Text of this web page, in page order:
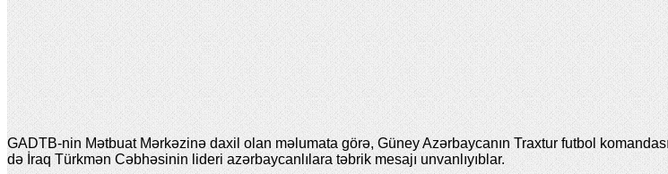
GADTB-nin Mətbuat Mərkəzinə daxil olan məlumata görə, Güney Azərbaycanın Traxtur futbol
də İraq Türkmən Cəbhəsinin lideri azərbaycanlılara təbrik mesajı unvanlıyıblar.